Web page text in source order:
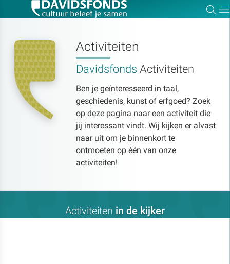
Activiteiten
Davidsfonds Activiteiten
Ben je geïnteresseerd in taal,
geschiedenis, kunst of erfgoed? Zoek
op deze pagina naar een activiteit die
jij interessant vindt. Wij kijken er alvast
naar uit om je binnenkort te
ontmoeten op één van onze
activiteiten!
Activiteiten in de kijker
Zoek:
Zoeken